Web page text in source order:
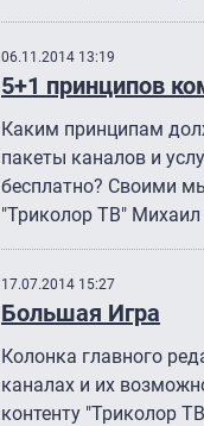
06.11.2014 13:19
5+1 принципов
Каким принципам
пакеты каналов и
бесплатно? Своими
"Триколор ТВ" Михаил
17.07.2014 15:27
Большая Игра
Колонка главного
каналах и их
контенту "Триколор